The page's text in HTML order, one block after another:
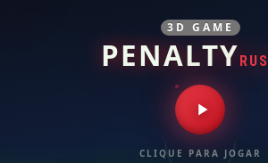
3D GAME
PENALTY
CLIQUE PARA JOGAR